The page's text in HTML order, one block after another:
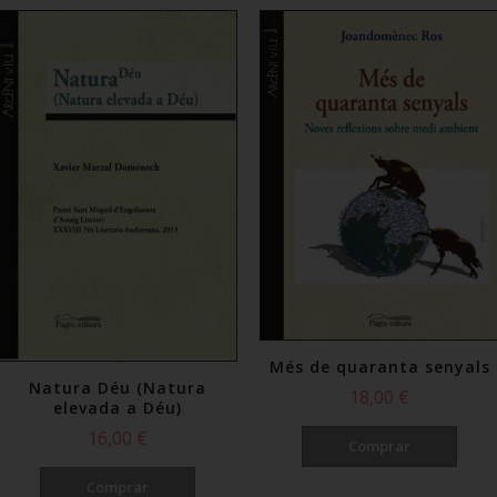
Natura Déu (Natura
elevada a Déu)
16,00 €
Més de quaranta senyals
18,00 €